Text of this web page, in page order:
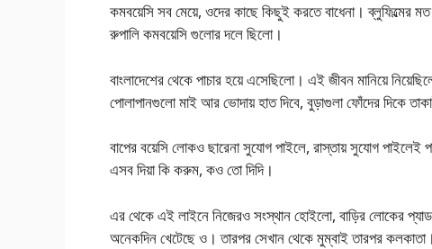
কমবয়েসি সব মেয়ে, ওদের কাছে কিছুই করতে বাধেনা। ব্লুফিল্মের
রুপালি কমবয়েসি গুলোর দলে ছিলো।
বাংলাদেশের থেকে পাচার হয়ে এসেছিলো। এই জীবন মানিয়ে
পোলাপানগুলো মাই আর ভোদায় হাত দিবে, বুড়াগুলা ফোঁদের দিকে
বাপের বয়েসি লোকও ছারেনা সুযোগ পাইলে, রাস্তায় সুযোগ
এসব দিয়া কি করুম, কও তো দিদি।
এর থেকে এই লাইনে নিজেরও সংস্থান হোইলো, বাড়ির লোকের
অনেকদিন খেটেছে ও। তারপর সেখান থেকে মুম্বাই তারপর কলকাতা।